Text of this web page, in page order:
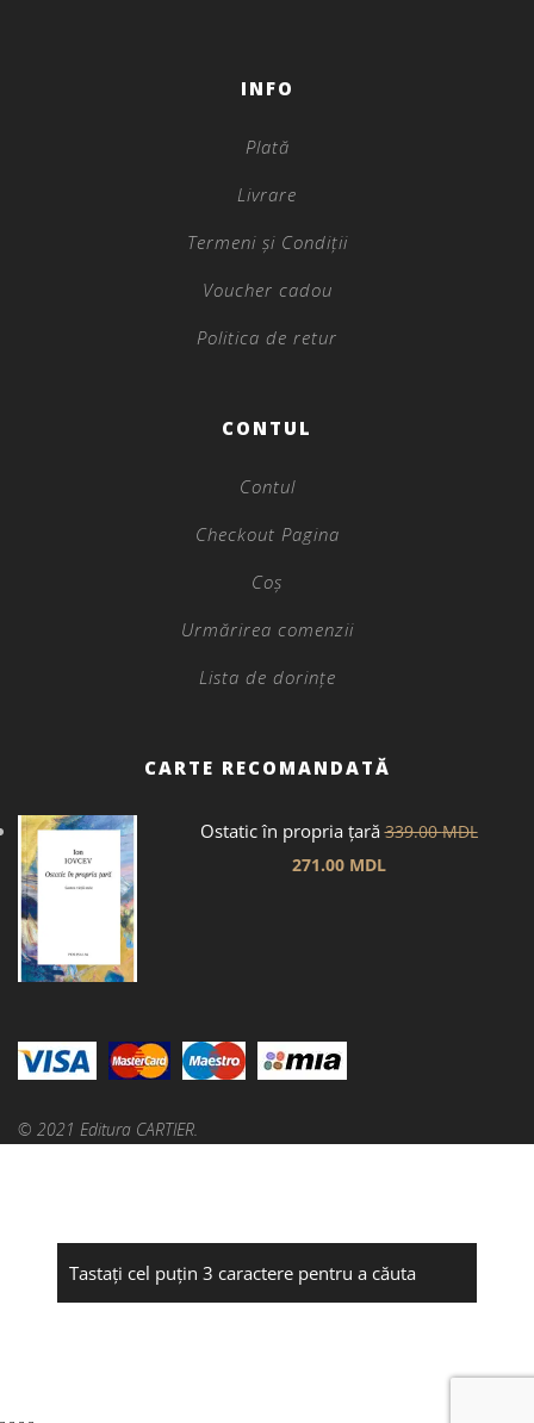
INFO
Plată
Livrare
Termeni și Condiții
Voucher cadou
Politica de retur
CONTUL
Contul
Checkout Pagina
Coș
Urmărirea comenzii
Lista de dorințe
CARTE RECOMANDATĂ
Ostatic în propria țară 339.00MDL
271.00 MDL
© 2021 Editura CARTIER.